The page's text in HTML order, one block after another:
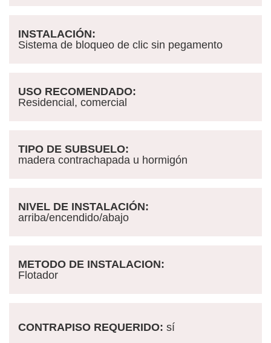
INSTALACIÓN:
Sistema de bloqueo de clic sin pegamento
USO RECOMENDADO:
Residencial, comercial
TIPO DE SUBSUELO:
madera contrachapada u hormigón
NIVEL DE INSTALACIÓN:
arriba/encendido/abajo
METODO DE INSTALACION:
Flotador
CONTRAPISO REQUERIDO: sí